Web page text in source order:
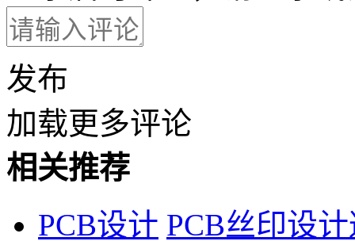
发布
加载更多评论
相关推荐
PCB设计 PCB丝印设